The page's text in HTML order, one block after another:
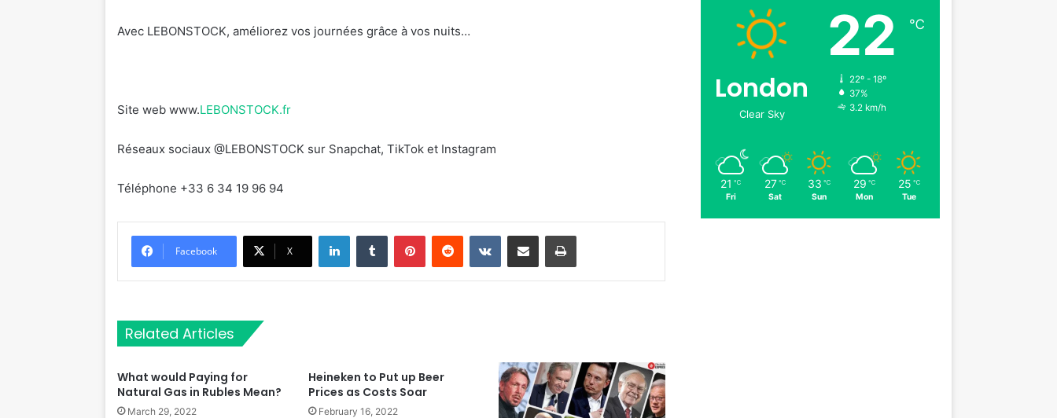
Avec LEBONSTOCK, améliorez vos journées grâce à vos nuits…
Site web www.LEBONSTOCK.fr
Réseaux sociaux @LEBONSTOCK sur Snapchat, TikTok et Instagram
Téléphone +33 6 34 19 96 94
Facebook X
LinkedIn VKontakte
Related Articles
What would Paying for
Natural Gas in Rubles Mean?
March 29, 2022
Heineken to Put up Beer
Prices as Costs Soar
February 16, 2022
London
Clear Sky
22 ℃
22º - 18º
37%
3.2 km/h
21 ℃
Fri
27 ℃
Sat
33 ℃
Sun
29 ℃
Mon
25 ℃
Tue